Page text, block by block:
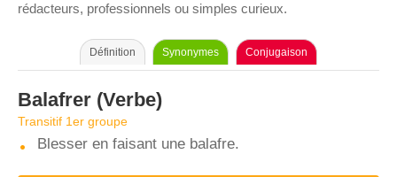
rédacteurs, professionnels ou simples curieux.
Définition Synonymes Conjugaison
Balafrer (Verbe)
Transitif 1er groupe
Blesser en faisant une balafre.